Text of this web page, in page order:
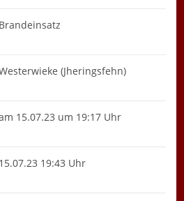
Brandeinsatz
(Jheringsfehn)
15.07.23 um 19:17 Uhr
15.07.23 19:43 Uhr